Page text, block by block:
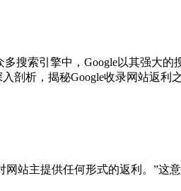
搜索引擎中，Google以其强大
剖析，揭秘Google收录网站返利
站主提供任何形式的返利。”这